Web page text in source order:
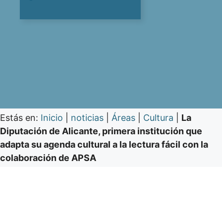
Estás en: Inicio noticias Áreas Cultura
La
Diputación de Alicante, primera institución que
adapta su agenda cultural a la lectura fácil con la
colaboración de APSA